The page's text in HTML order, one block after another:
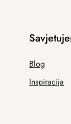
Blog
Inspiracija